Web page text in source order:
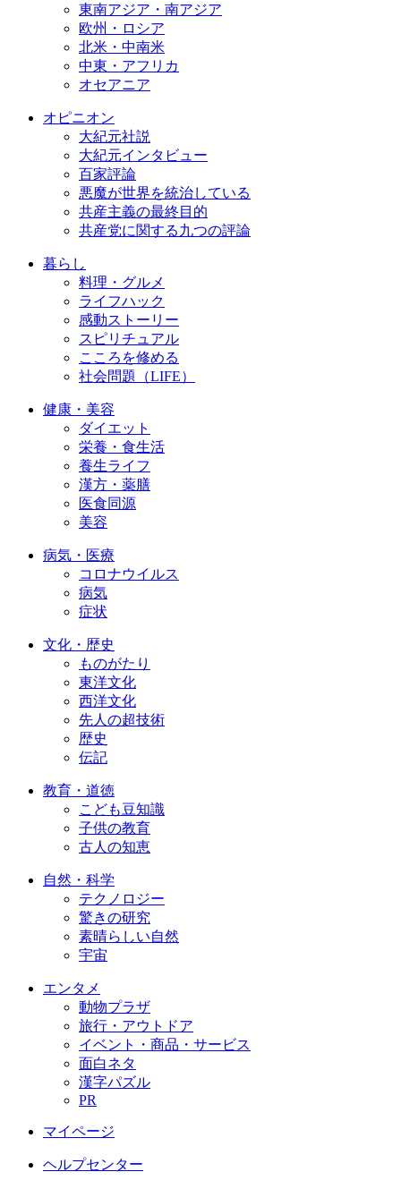
東南アジア・南アジア
欧州・ロシア
北米・中南米
中東・アフリカ
オセアニア
オピニオン
大紀元社説
大紀元インタビュー
百家評論
悪魔が世界を統治している
共産主義の最終目的
共産党に関する九つの評論
暮らし
料理・グルメ
ライフハック
感動ストーリー
スピリチュアル
こころを修める
社会問題（LIFE）
健康・美容
ダイエット
栄養・食生活
養生ライフ
漢方・薬膳
医食同源
美容
病気・医療
コロナウイルス
病気
症状
文化・歴史
ものがたり
東洋文化
西洋文化
先人の超技術
歴史
伝記
教育・道徳
こども豆知識
子供の教育
古人の知恵
自然・科学
テクノロジー
驚きの研究
素晴らしい自然
宇宙
エンタメ
動物プラザ
旅行・アウトドア
イベント・商品・サービス
面白ネタ
漢字パズル
PR
マイページ
ヘルプセンター